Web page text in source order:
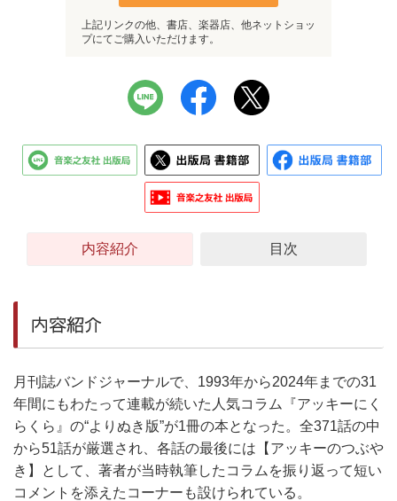
上記リンクの他、書店、楽器店、他ネットショッ
プにてご購入いただけます。
内容紹介 目次
内容紹介
月刊誌バンドジャーナルで、1993年から2024年までの31
年間にもわたって連載が続いた人気コラム『アッキーにく
らくら』の“よりぬき版”が1冊の本となった。全371話の中
から51話が厳選され、各話の最後には【アッキーのつぶや
き】として、著者が当時執筆したコラムを振り返って短い
コメントを添えたコーナーも設けられている。